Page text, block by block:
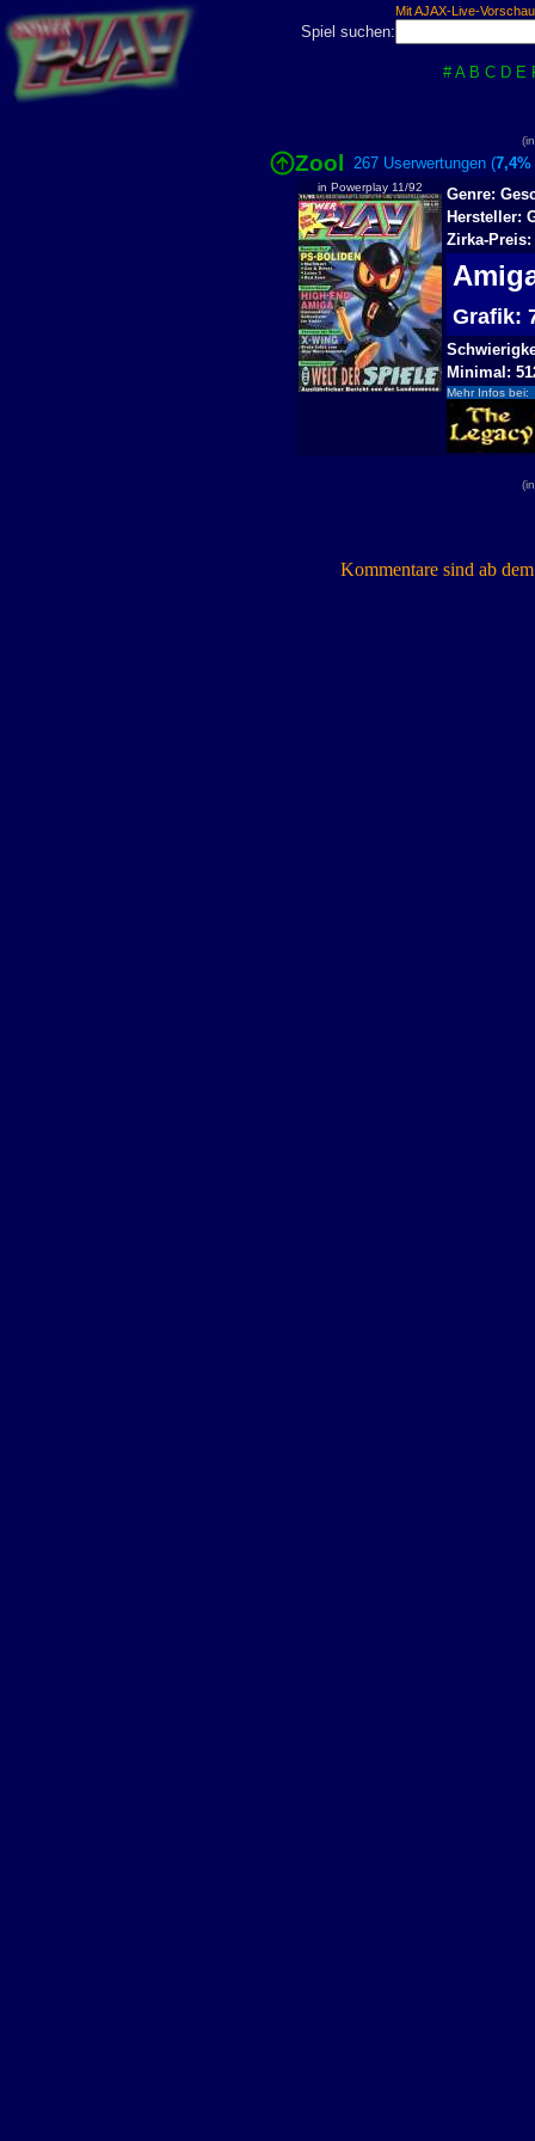
Mit AJAX-Live-
Spiel suchen:
# A B C D E
Zool 267 Userwertungen (7,4%
in Powerplay 11/92
Genre:
Hersteller:
Zirka-Preis:
Grafik:
Minimal:
Mehr Infos bei:
Kommentare sind ab